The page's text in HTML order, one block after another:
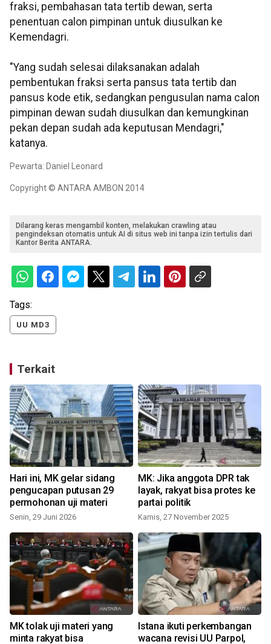
fraksi, pembahasan tata tertib dewan, serta
penentuan calon pimpinan untuk diusulkan ke
Kemendagri.
"Yang sudah selesai dilaksanakan adalah
pembentukan fraksi serta pansus tata tertib dan
pansus kode etik, sedangkan pengusulan nama calon
pimpinan dewan sudah diusulkan dan kemungkinan
pekan depan sudah ada keputusan Mendagri,"
katanya.
Pewarta: Daniel Leonard
Copyright © ANTARA AMBON 2014
Dilarang keras mengambil konten, melakukan crawling atau
pengindeksan otomatis untuk AI di situs web ini tanpa izin tertulis dari
Kantor Berita ANTARA.
Tags:
UU MD3
Terkait
Hari ini, MK gelar sidang
pengucapan putusan 29
permohonan uji materi
Senin, 29 Juni 2026
MK: Jika anggota DPR tak
layak, rakyat bisa protes ke
partai politik
Kamis, 27 November 2025
MK tolak uji materi yang
minta rakyat bisa
Istana ikuti perkembangan
wacana revisi UU Parpol,